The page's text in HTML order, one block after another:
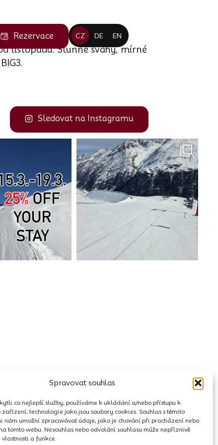
Spravovat souhlas
co nejlepší služby, používáme k ukládání a/nebo přístupu k
technologie jako jsou soubory cookies. Souhlas s těmito
nám umožní zpracovávat údaje, jako je chování při procházení nebo
tomto webu. Nesouhlas nebo odvolání souhlasu může nepříznivě
a funkce.
Rezervace CZ DE EN
listopadu. Slunné svahy, mírné
Sledovat na Instagramu